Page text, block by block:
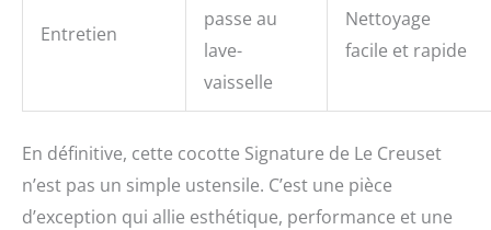
Entretien
passe au
lave-
vaisselle
Nettoyage
facile et rapide
En définitive, cette cocotte Signature de Le Creuset
n’est pas un simple ustensile. C’est une pièce
d’exception qui allie esthétique, performance et une